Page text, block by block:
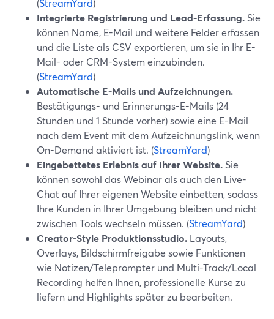
(StreamYard)
Integrierte Registrierung und Lead-Erfassung. Sie
können Name, E-Mail und weitere Felder erfassen
und die Liste als CSV exportieren, um sie in Ihr E-
Mail- oder CRM-System einzubinden.
(StreamYard)
Automatische E-Mails und Aufzeichnungen.
Bestätigungs- und Erinnerungs-E-Mails (24
Stunden und 1 Stunde vorher) sowie eine E-Mail
nach dem Event mit dem Aufzeichnungslink, wenn
On-Demand aktiviert ist. (StreamYard)
Eingebettetes Erlebnis auf Ihrer Website. Sie
können sowohl das Webinar als auch den Live-
Chat auf Ihrer eigenen Website einbetten, sodass
Ihre Kunden in Ihrer Umgebung bleiben und nicht
zwischen Tools wechseln müssen. (StreamYard)
Creator-Style Produktionsstudio. Layouts,
Overlays, Bildschirmfreigabe sowie Funktionen
wie Notizen/Teleprompter und Multi-Track/Local
Recording helfen Ihnen, professionelle Kurse zu
liefern und Highlights später zu bearbeiten.